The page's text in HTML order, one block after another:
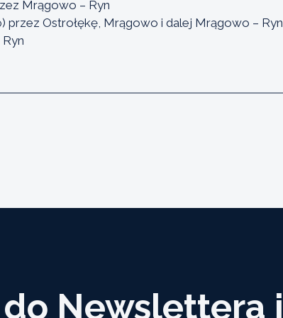
Mrągowo – Ryn
przez Ostrołękę, Mrągowo i dalej Mrągowo – Ryn
Newslettera i